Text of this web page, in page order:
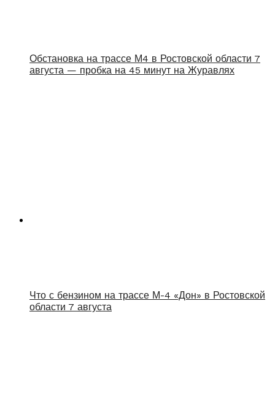
Обстановка на трассе М4 в Ростовской области 7
августа — пробка на 45 минут на Журавлях
Что с бензином на трассе М-4 «Дон» в Ростовской
области 7 августа